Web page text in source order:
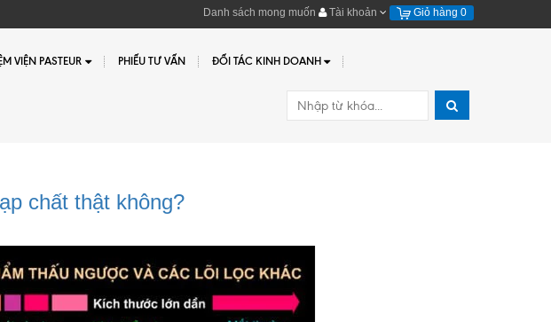
Danh sách mong muốn Tài khoản Giỏ hàng 0
VIỆN PASTEUR PHIẾU TƯ VẤN ĐỐI TÁC KINH DOANH
chất thật không?